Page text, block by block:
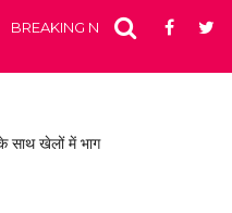
BREAKING NEWS
साथ खेलों में भाग